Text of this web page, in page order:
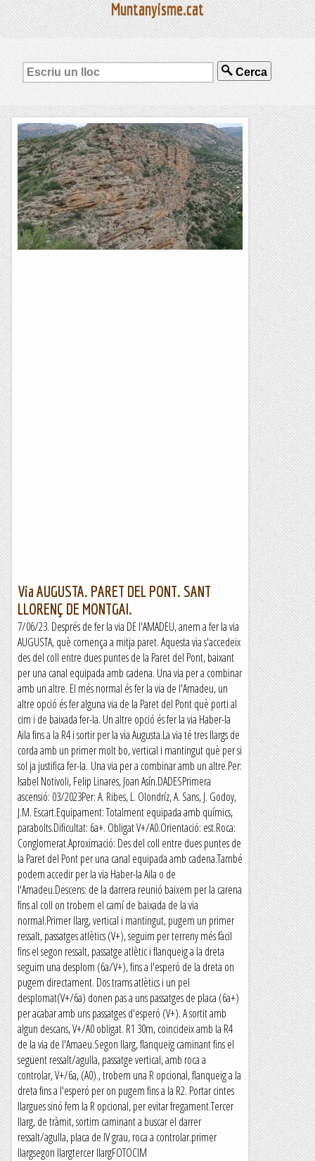
Muntanyisme.cat
Cerca
Via AUGUSTA. PARET DEL PONT. SANT
LLORENÇ DE MONTGAI.
7/06/23. Després de fer la via DE l'AMADEU, anem a fer la via
AUGUSTA, què comença a mitja paret. Aquesta via s'accedeix
des del coll entre dues puntes de la Paret del Pont, baixant
per una canal equipada amb cadena. Una via per a combinar
amb un altre. El més normal és fer la via de l'Amadeu, un
altre opció és fer alguna via de la Paret del Pont què porti al
cim i de baixada fer-la. Un altre opció és fer la via Haber-la
Aila fins a la R4 i sortir per la via Augusta.La via té tres llargs de
corda amb un primer molt bo, vertical i mantingut què per si
sol ja justifica fer-la. Una via per a combinar amb un altre.Per:
Isabel Notivoli, Felip Linares, Joan Asín.DADESPrimera
ascensió: 03/2023Per: A. Ribes, L. Olondríz, A. Sans, J. Godoy,
J.M. Escart.Equipament: Totalment equipada amb químics,
parabolts.Dificultat: 6a+. Obligat V+/A0.Orientació: est.Roca:
Conglomerat.Aproximació: Des del coll entre dues puntes de
la Paret del Pont per una canal equipada amb cadena.També
podem accedir per la via Haber-la Aila o de
l'Amadeu.Descens: de la darrera reunió baixem per la carena
fins al coll on trobem el camí de baixada de la via
normal.Primer llarg, vertical i mantingut, pugem un primer
ressalt, passatges atlètics (V+), seguim per terreny més fàcil
fins el segon ressalt, passatge atlètic i flanqueig a la dreta
seguim una desplom (6a/V+), fins a l'esperó de la dreta on
pugem directament. Dos trams atlètics i un pel
desplomat(V+/6a) donen pas a uns passatges de placa (6a+)
per acabar amb uns passatges d'esperó (V+). A sortit amb
algun descans, V+/A0 obligat. R1 30m, coincideix amb la R4
de la via de l'Amaeu.Segon llarg, flanqueig caminant fins el
següent ressalt/agulla, passatge vertical, amb roca a
controlar, V+/6a, (A0)., trobem una R opcional, flanqueig a la
dreta fins a l'esperó per on pugem fins a la R2. Portar cintes
llargues sinó fem la R opcional, per evitar fregament.Tercer
llarg, de tràmit, sortim caminant a buscar el darrer
ressalt/agulla, placa de IV grau, roca a controlar.primer
llargsegon llargtercer llargFOTOCIM